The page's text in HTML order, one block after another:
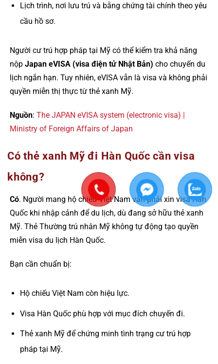
Lịch trình, nơi lưu trú và bằng chứng tài chính theo yêu
cầu hồ sơ.
Người cư trú hợp pháp tại Mỹ có thể kiểm tra khả năng
nộp Japan eVISA (visa điện tử Nhật Bản) cho chuyến du
lịch ngắn hạn. Tuy nhiên, eVISA vẫn là visa và không phải
quyền miễn thị thực từ thẻ xanh Mỹ.
Nguồn: The JAPAN eVISA system (electronic visa) |
Ministry of Foreign Affairs of Japan
Có thẻ xanh Mỹ đi Hàn Quốc cần visa
không?
Có. Người mang hộ chiếu Việt Nam vẫn phải xin visa Hàn
Quốc khi nhập cảnh để du lịch, dù đang sở hữu thẻ xanh
Mỹ. Thẻ Thường trú nhân Mỹ không tự động tạo quyền
miễn visa du lịch Hàn Quốc.
Bạn cần chuẩn bị:
Hộ chiếu Việt Nam còn hiệu lực.
Visa Hàn Quốc phù hợp với mục đích chuyến đi.
Thẻ xanh Mỹ để chứng minh tình trạng cư trú hợp
pháp tại Mỹ.